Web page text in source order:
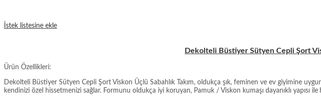
İstek listesine ekle
Dekolteli Büstiyer Sütyen Cepli Şort
Ürün Özellikleri:
Dekolteli Büstiyer Sütyen Cepli Şort Viskon Üçlü Sabahlık Takım, oldukça şık, feminen ve ev giyimine
kendinizi özel hissetmenizi sağlar. Formunu oldukça iyi koruyan, Pamuk / Viskon kumaşı dayanıklı yapısı ile